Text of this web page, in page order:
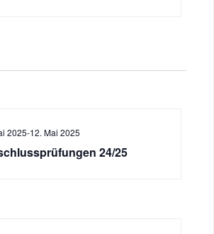
24/25
2025-12. Mai 2025